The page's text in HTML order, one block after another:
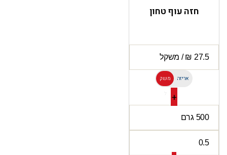
חזה עוף טחון
משק אריזה
+